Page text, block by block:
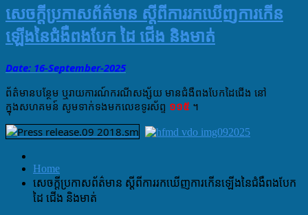
សេចក្តីប្រកាសព័ត៌មាន ស្តីពីការរកឃើញការកើន
ឡើងនៃជំងឺពងបែក ដៃ ជើង និងមាត់
Date: 16-September-2025
ព័ត៌មាន​បន្ថែម​ ឬរាយការណ៍ករណី​សង្ស័យ មានជំងឺ​ពងបែកដៃជេីង នៅ
ក្នុងសហគមន៍​ សូមទាក់ទងមកលេខ​ទូរស័ព្ទ​ ១១៥ ។
Home
សេចក្តីប្រកាសព័ត៌មាន ស្តីពីការរកឃើញការកើនឡើងនៃជំងឺពងបែក
ដៃ ជើង និងមាត់